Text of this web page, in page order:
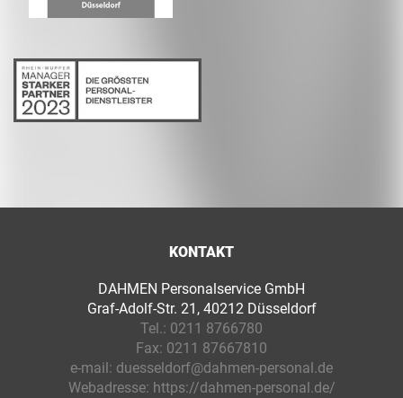
KONTAKT
DAHMEN Personalservice GmbH
Graf-Adolf-Str. 21, 40212 Düsseldorf
Tel.: 0211 8766780
Fax: 0211 87667810
e-mail: duesseldorf@dahmen-personal.de
Webadresse: https://dahmen-personal.de/